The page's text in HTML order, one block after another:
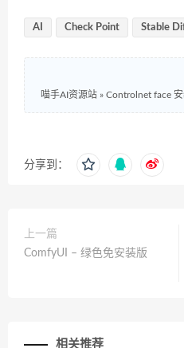
AI Check Point Stable
喵手AI资源站 » Controlnet face
分享到：
上一篇
ComfyUI – 绿色免安装版
相关推荐